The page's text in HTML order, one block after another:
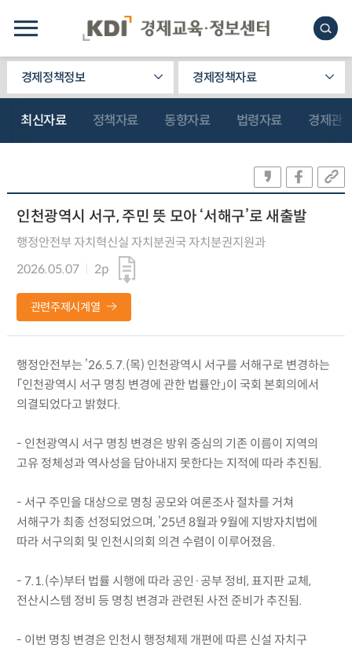
경제정책정보 경제정책자료
최신자료 정책자료 동향자료 법령자료 경제관
인천광역시 서구, 주민 뜻 모아 ‘서해구’로 새출발
행정안전부 자치혁신실 자치분권국 자치분권지원과
2026.05.07
2p
관련주제시계열
행정안전부는 ’26.5.7.(목) 인천광역시 서구를 서해구로 변경하는
「인천광역시 서구 명칭 변경에 관한 법률안」이 국회 본회의에서
의결되었다고 밝혔다.
- 인천광역시 서구 명칭 변경은 방위 중심의 기존 이름이 지역의
고유 정체성과 역사성을 담아내지 못한다는 지적에 따라 추진됨.
- 서구 주민을 대상으로 명칭 공모와 여론조사 절차를 거쳐
서해구가 최종 선정되었으며, ’25년 8월과 9월에 지방자치법에
따라 서구의회 및 인천시의회 의견 수렴이 이루어졌음.
- 7.1.(수)부터 법률 시행에 따라 공인·공부 정비, 표지판 교체,
전산시스템 정비 등 명칭 변경과 관련된 사전 준비가 추진됨.
- 이번 명칭 변경은 인천시 행정체제 개편에 따른 신설 자치구